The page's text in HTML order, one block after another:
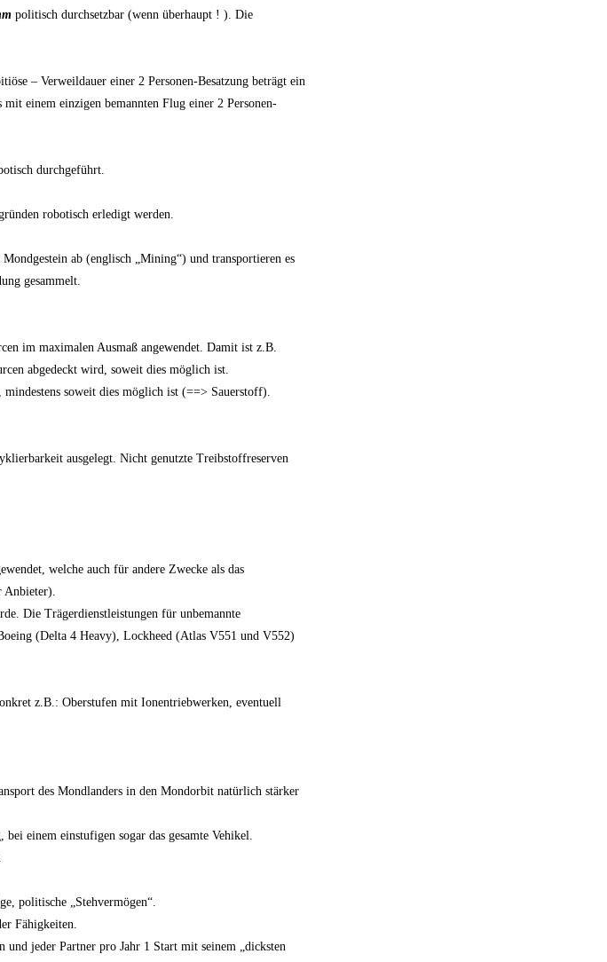
politisch durchsetzbar (wenn überhaupt ! ). Die
– Verweildauer einer 2 Personen-Besatzung beträgt ein
einem einzigen bemannten Flug einer 2 Personen-
durchgeführt.
robotisch erledigt werden.
ab (englisch „Mining“) und transportieren es
gesammelt.
im maximalen Ausmaß angewendet. Damit ist z.B.
abgedeckt wird, soweit dies möglich ist.
soweit dies möglich ist (==> Sauerstoff).
ausgelegt. Nicht genutzte Treibstoffreserven
welche auch für andere Zwecke als das
Die Trägerdienstleistungen für unbemannte
(Delta 4 Heavy), Lockheed (Atlas V551 und V552)
z.B.: Oberstufen mit Ionentriebwerken, eventuell
des Mondlanders in den Mondorbit natürlich stärker
einem einstufigen sogar das gesamte Vehikel.
politische „Stehvermögen“.
Fähigkeiten.
jeder Partner pro Jahr 1 Start mit seinem „dicksten